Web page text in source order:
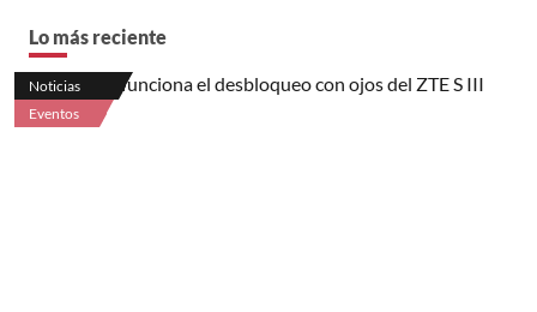
Lo más reciente
Noticias
Eventos